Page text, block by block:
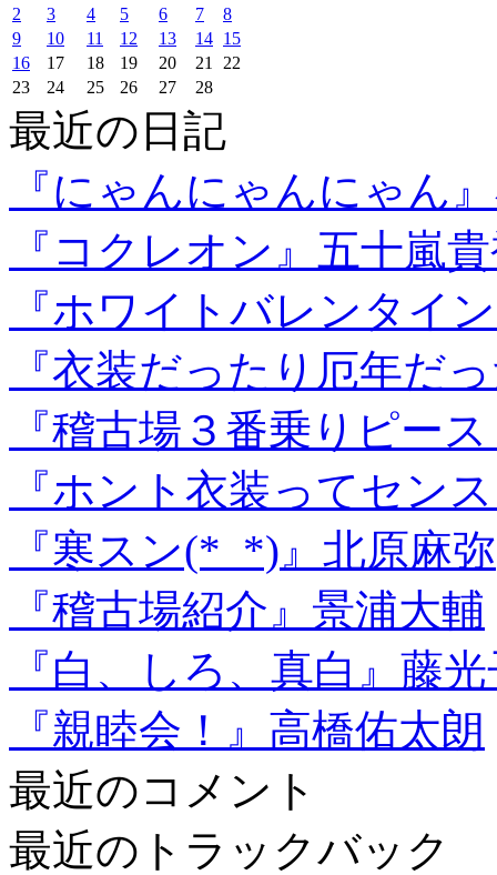
2
3 4 5 6 7
8
9
10 11 12 13 14 15
16
17 18 19 20 21
22
23
24 25 26 27 28
最近の日記
『にゃんにゃんにゃん
『コクレオン』五十嵐
『ホワイトバレンタイ
『衣装だったり厄年だ
『稽古場３番乗りピー
『ホント衣装ってセン
『寒スン(*_*)』北原麻弥
『稽古場紹介』景浦大輔
『白、しろ、真白』藤
『親睦会！』高橋佑太朗
最近のコメント
最近のトラックバック